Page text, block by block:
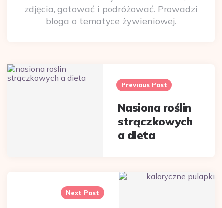
zdjęcia, gotować i podróżować. Prowadzi
bloga o tematyce żywieniowej.
Post
navigation
Previous Post
Nasiona roślin
strączkowych
a dieta
Next Post